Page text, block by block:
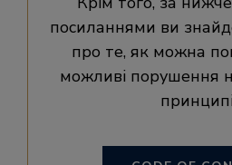
посиланнями ви
про те, як можна
можливі порушення